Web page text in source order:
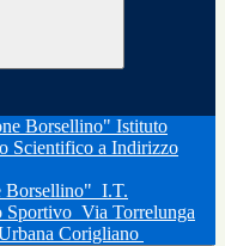
Borsellino" I.T.
Sportivo Via Torrelunga
Corigliano